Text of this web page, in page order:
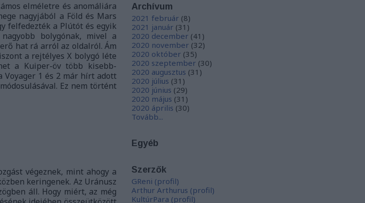
elméletre és anomáliára
nagyjából a Föld és Mars
felfedezték a Plútót és egyik
bolygónak, mivel a
hat rá arról az oldalról. Ám
a rejtélyes X bolygó léte
a Kuiper-öv több kisebb-
Voyager 1 és 2 már hírt adott
Ez nem történt
végeznek, mint ahogy a
keringenek. Az Uránusz
áll. Hogy miért, az még
Archívum
2021 február (8)
2021 január (31 )
2020 december (41 )
2020 november (32)
2020 október (35)
2020 szeptember (30)
2020 augusztus (31 )
2020 július (31 )
2020 június (29)
2020 május (31 )
2020 április (30)
Tovább...
Egyéb
Szerzők
GReni (profil)
Arthur Arthurus (profil)
KultúrPara (profil)